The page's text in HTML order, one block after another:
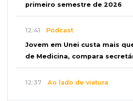
primeiro semestre de 2026
12:41 Podcast
Jovem em Unei custa mais
de Medicina, compara
12:37 Ao lado de viatura